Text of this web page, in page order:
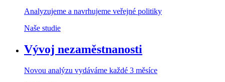
Analyzujeme a navrhujeme veřejné politiky
Naše studie
Vývoj nezaměstnanosti
Novou analýzu vydáváme každé 3 měsíce